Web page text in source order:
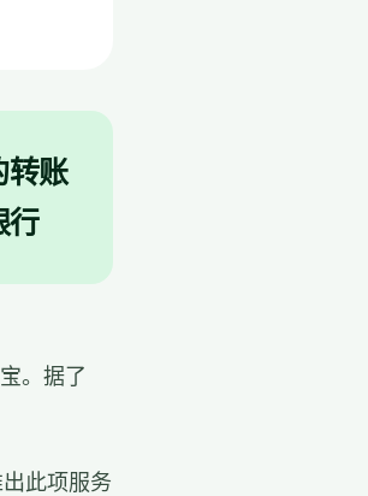
转账
行
。据了
此项服务